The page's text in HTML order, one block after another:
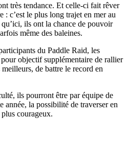
très tendance. Et celle-ci fait rêver
c’est le plus long trajet en mer au
ils ont la chance de pouvoir
même des baleines.
du Paddle Raid, les
objectif supplémentaire de rallier
de battre le record en
ils pourront être par équipe de
année, la possibilité de traverser en
courageux.